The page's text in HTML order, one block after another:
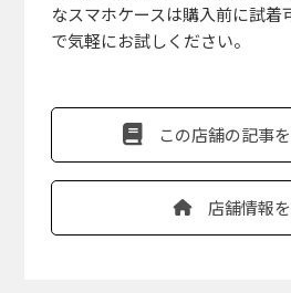
なスマホケースは購入前に試着
で気軽にお試しください。
この店舗の記事
店舗情報